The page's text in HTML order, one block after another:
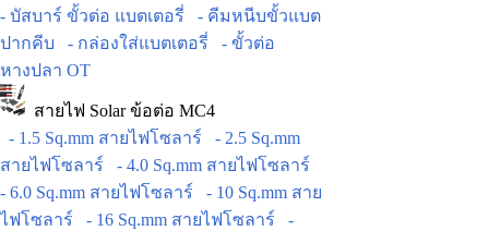
- บัสบาร์ ขั้วต่อ แบตเตอรี่
- คีมหนีบขั้วแบต
ปากคีบ
- กล่องใส่แบตเตอรี่
- ขั้วต่อ
หางปลา OT
สายไฟ Solar ข้อต่อ MC4
- 1.5 Sq.mm สายไฟโซลาร์
- 2.5 Sq.mm
สายไฟโซลาร์
- 4.0 Sq.mm สายไฟโซลาร์
- 6.0 Sq.mm สายไฟโซลาร์
- 10 Sq.mm สาย
ไฟโซลาร์
- 16 Sq.mm สายไฟโซลาร์
-